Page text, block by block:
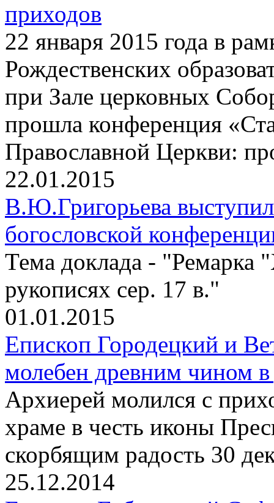
приходов
22 января 2015 года в
Рождественских
при Зале церковных
прошла конференция
Православной Церкви:
22.01.2015
В.Ю.Григорьева
богословской
Тема доклада - "Ремарка
рукописях сер. 17 в."
01.01.2015
Епископ Городецкий и
молебен древним чином
Архиерей молился с
храме в честь иконы
скорбящим радость 30
25.12.2014